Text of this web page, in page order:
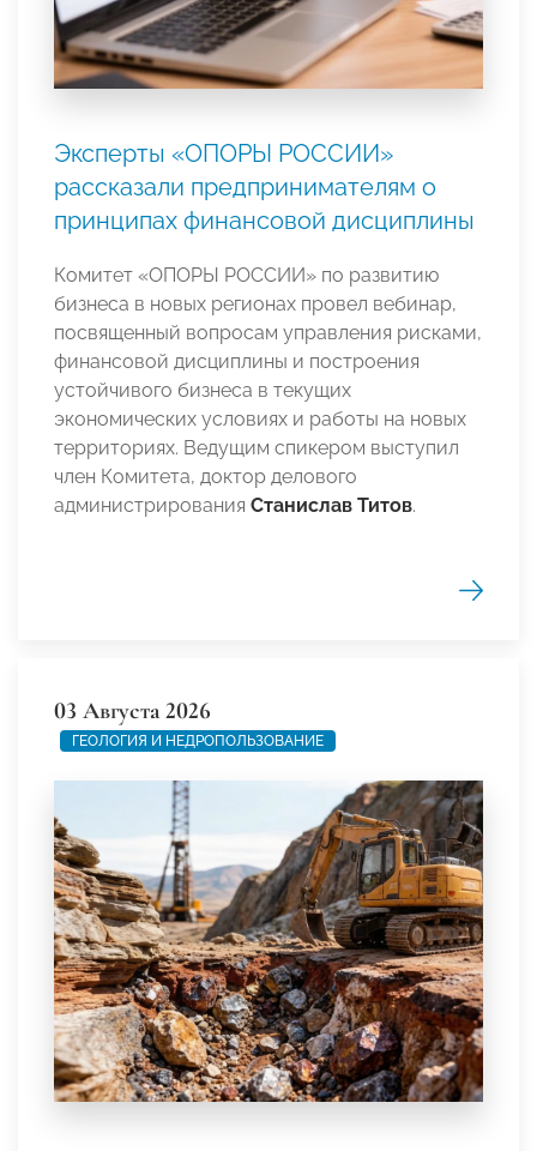
Эксперты «ОПОРЫ РОССИИ»
рассказали предпринимателям о
принципах финансовой дисциплины
Комитет «ОПОРЫ РОССИИ» по развитию
бизнеса в новых регионах провел вебинар,
посвященный вопросам управления рисками,
финансовой дисциплины и построения
устойчивого бизнеса в текущих
экономических условиях и работы на новых
территориях. Ведущим спикером выступил
член Комитета, доктор делового
администрирования Станислав Титов.
03 Августа 2026
ГЕОЛОГИЯ И НЕДРОПОЛЬЗОВАНИЕ